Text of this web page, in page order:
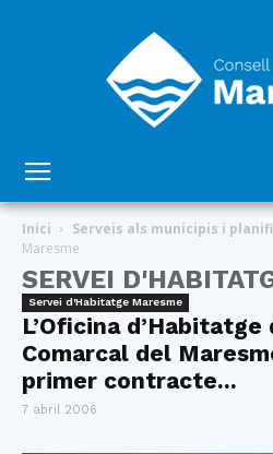
Inici Serveis als municipis i
Maresme
SERVEI
Servei d'Habitatge Maresme
L’Oficina
Comarcal del
primer contracte...
7 abril 2006